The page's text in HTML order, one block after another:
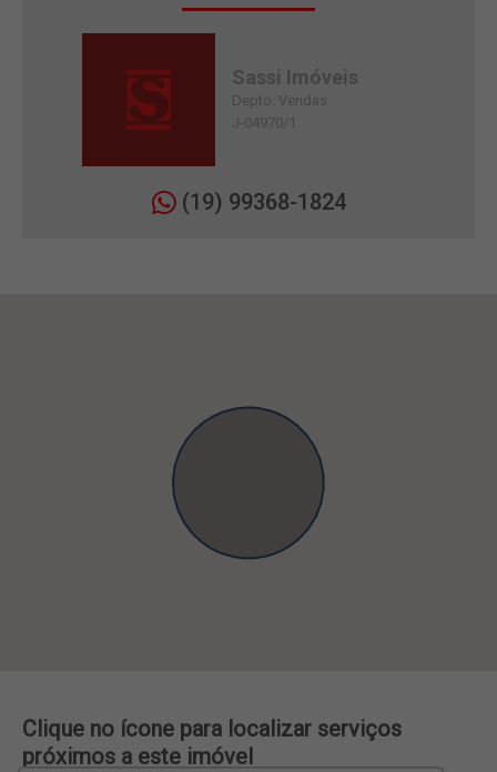
Sassi Imóveis
Depto. Vendas
J-04970/1
(19) 99368-1824